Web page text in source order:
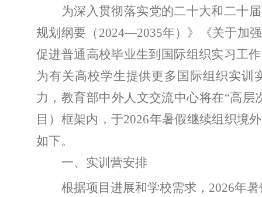
为深入贯彻落实党的二十大和二十
规划纲要（ 2024—2035年）》
《关于加
促进普通高校毕业生到国际组织实习工
为有关高校学生提供更多国际组织实训
力 ， 教育部中外人文交流中心将在“高层
目）框架内，于2026年暑假继续组织境
如下。
一、实训营安排
根据项目进展和学校需求， 2026年暑